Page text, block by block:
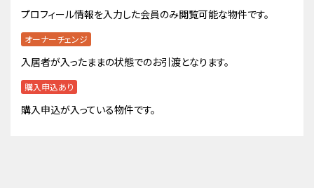
プロフィール情報を入力した会員のみ閲覧可能な物件です。
オーナーチェンジ
入居者が入ったままの状態でのお引渡となります。
購入申込あり
購入申込が入っている物件です。